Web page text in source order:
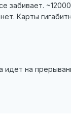
Карты
идет на